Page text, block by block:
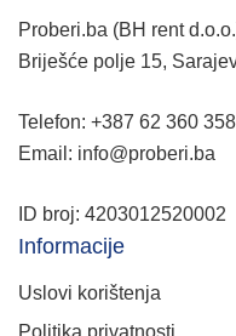
Proberi.ba (BH rent
Briješće polje 15,
Telefon: +387 62 360 358
Email: info@proberi.ba
ID broj: 4203012520002
Informacije
Uslovi korištenja
Politika privatnosti